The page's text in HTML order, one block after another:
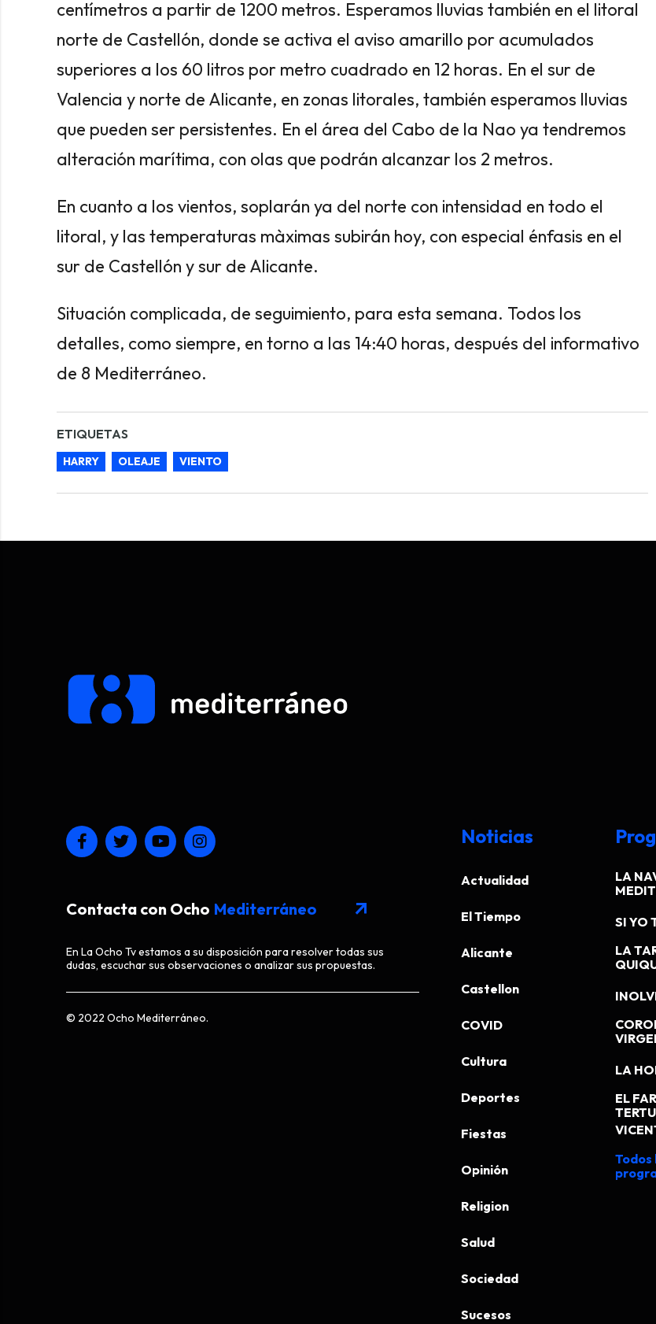
centímetros a partir de 1200 metros. Esperamos lluvias también en el litoral
norte de Castellón, donde se activa el aviso amarillo por acumulados
superiores a los 60 litros por metro cuadrado en 12 horas. En el sur de
Valencia y norte de Alicante, en zonas litorales, también esperamos lluvias
que pueden ser persistentes. En el área del Cabo de la Nao ya tendremos
alteración marítima, con olas que podrán alcanzar los 2 metros.
En cuanto a los vientos, soplarán ya del norte con intensidad en todo el
litoral, y las temperaturas màximas subirán hoy, con especial énfasis en el
sur de Castellón y sur de Alicante.
Situación complicada, de seguimiento, para esta semana. Todos los
detalles, como siempre, en torno a las 14:40 horas, después del informativo
de 8 Mediterráneo.
ETIQUETAS
HARRY OLEAJE VIENTO
Contacta con Ocho Mediterráneo arrow_outward
En La Ocho Tv estamos a su disposición para resolver todas sus
dudas, escuchar sus observaciones o analizar sus propuestas.
© 2022 Ocho Mediterráneo.
Noticias
Actualidad
El Tiempo
Alicante
Castellon
COVID
Cultura
Deportes
Fiestas
Opinión
Religion
Salud
Sociedad
Sucesos
LA
SI YO
LA
LA
EL
Todos